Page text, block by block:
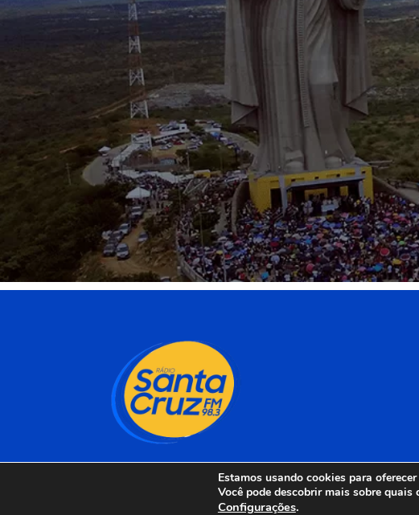
Rádio Santa Cruz 98 FM © 2024
Estamos usando cookies para
Você pode descobrir mais sobre
Configurações.